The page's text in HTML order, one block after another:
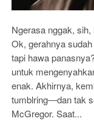
Ngerasa nggak,
Ok, gerahnya
tapi hawa
untuk
enak. Akhirnya,
tumblring―dan tak
McGregor. Saat...